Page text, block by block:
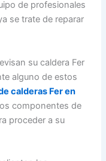
de profesionales
se trate de reparar
su caldera Fer
alguno de estos
calderas Fer en
componentes de
proceder a su